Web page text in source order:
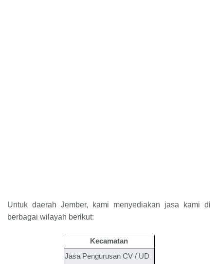
Untuk daerah Jember, kami menyediakan jasa kami di
berbagai wilayah berikut:
Kecamatan
Jasa Pengurusan CV / UD